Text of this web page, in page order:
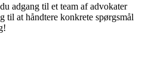
adgang til et team af advokater
til at håndtere konkrete spørgsmål